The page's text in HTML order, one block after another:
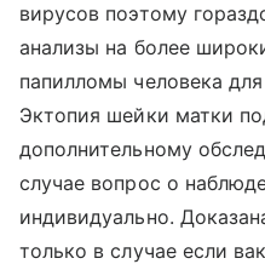
вирусов поэтому
анализы на более
папилломы человека
Эктопия шейки матки
дополнительному
случае вопрос о
индивидуально.
только в случае если